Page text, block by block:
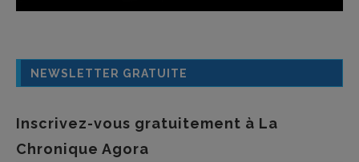
NEWSLETTER GRATUITE
Inscrivez-vous gratuitement à La
Chronique Agora